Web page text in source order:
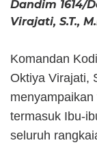
Dandim 1614/
Virajati, S.T.,
Komandan
Oktiya Virajati,
termasuk Ibu-
seluruh